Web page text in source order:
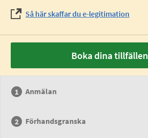
Så här skaffar du e-legitimation
Boka dina tillfällen
Anmälan
Förhandsgranska